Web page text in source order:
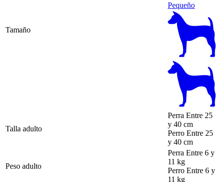
Tamaño
Pequeño
Talla adulto
Perra Entre 25
y 40 cm
Perro Entre 25
y 40 cm
Peso adulto
Perra Entre 6 y
11 kg
Perro Entre 6 y
11 kg